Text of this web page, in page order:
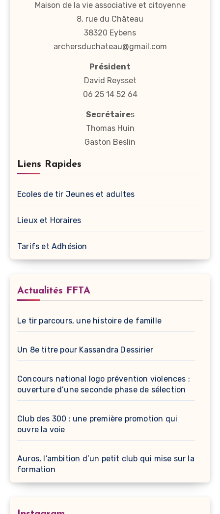
Maison de la vie associative et citoyenne
8, rue du Château
38320 Eybens
archersduchateau@gmail.com
Président
David Reysset
06 25 14 52 64
Secrétaires
Thomas Huin
Gaston Beslin
Liens Rapides
Ecoles de tir Jeunes et adultes
Lieux et Horaires
Tarifs et Adhésion
Actualités FFTA
Le tir parcours, une histoire de famille
Un 8e titre pour Kassandra Dessirier
Concours national logo prévention violences :
ouverture d’une seconde phase de sélection
Club des 300 : une première promotion qui
ouvre la voie
Auros, l’ambition d’un petit club qui mise sur la
formation